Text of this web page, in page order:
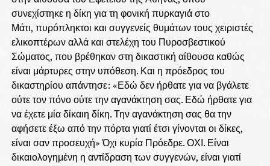
συνεχίστηκε η δίκη για τη φονική πυρκαγιά στο
Μάτι, πυρόπληκτοι και συγγενείς θυμάτων τους χειριστές
ελικοπτέρων αλλά και στελέχη του Πυροσβεστικού
Σώματος, που βρέθηκαν στη δικαστική αίθουσα καθώς
είναι μάρτυρες στην υπόθεση. Και η πρόεδρος του
δικαστηρίου απάντησε: «Εδώ δεν ήρθατε για να βγάλετε
ούτε τον πόνο ούτε την αγανάκτηση σας. Εδώ ήρθατε για
να έχετε μία δίκαιη δίκη. Την αγανάκτηση σας θα την
αφήσετε έξω από την πόρτα γιατί έτσι γίνονται οι δίκες,
είναι σαν προσευχή» Όχι κυρία Πρόεδρε. ΟΧΙ. Είναι
δικαιολογημένη η αντίδραση των συγγενών, είναι γιατί